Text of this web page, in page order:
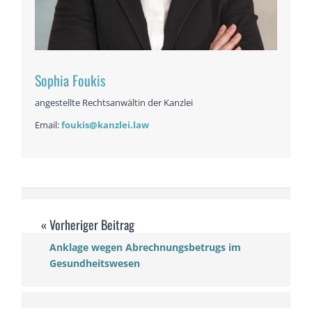
Sophia Foukis
angestellte Rechtsanwältin der Kanzlei
Email:foukis@kanzlei.law
Anklage wegen Abrechnungsbetrugs im
Gesundheitswesen